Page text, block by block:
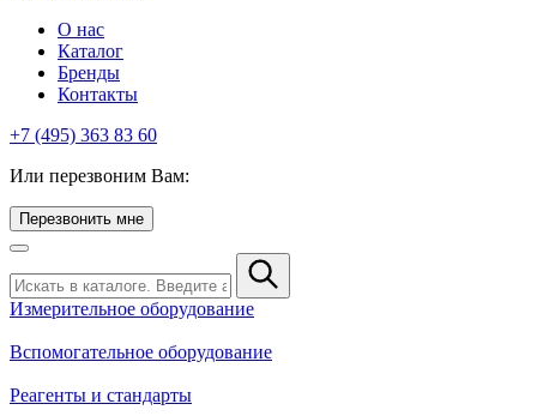
О нас
Каталог
Бренды
Контакты
+7 (495) 363 83 60
Или перезвоним Вам:
Перезвонить мне
Измерительное оборудование
Вспомогательное оборудование
Реагенты и стандарты